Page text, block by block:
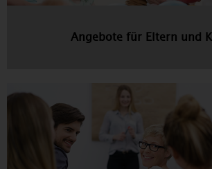
Angebote für Eltern und